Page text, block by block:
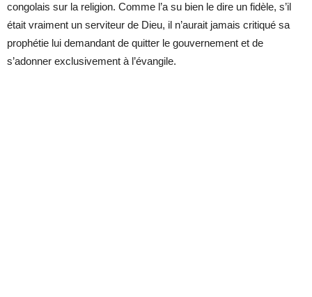
congolais sur la religion. Comme l’a su bien le dire un fidèle, s’il
était vraiment un serviteur de Dieu, il n’aurait jamais critiqué sa
prophétie lui demandant de quitter le gouvernement et de
s’adonner exclusivement à l’évangile.